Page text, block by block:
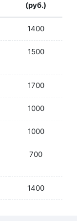
(руб.)
1400
1500
1700
1000
1000
700
1400